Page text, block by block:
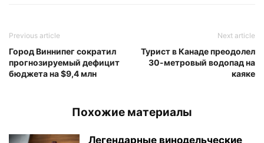
Previous article
Город Виннипег сократил
прогнозируемый дефицит
бюджета на $9,4 млн
Next article
Турист в Канаде преодолел
30-метровый водопад на
каяке
Похожие материалы
Легендарные винодельческие